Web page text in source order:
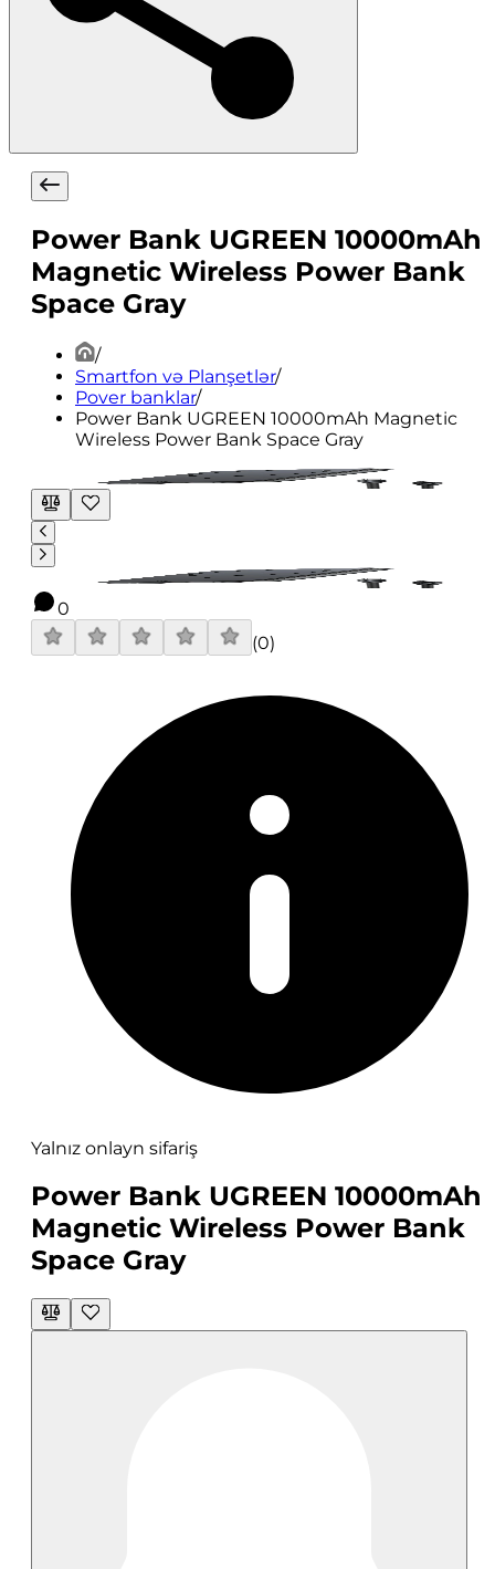
Power Bank UGREEN 10000mAh
Magnetic Wireless Power Bank
Space Gray
/
Smartfon və Planşetlər/
Pover banklar/
Power Bank UGREEN 10000mAh Magnetic
Wireless Power Bank Space Gray
0
(0)
Yalnız onlayn sifariş
Power Bank UGREEN 10000mAh
Magnetic Wireless Power Bank
Space Gray